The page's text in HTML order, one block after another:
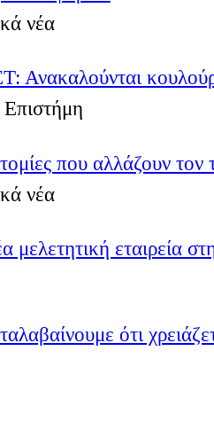
Αυγούστου
των
των